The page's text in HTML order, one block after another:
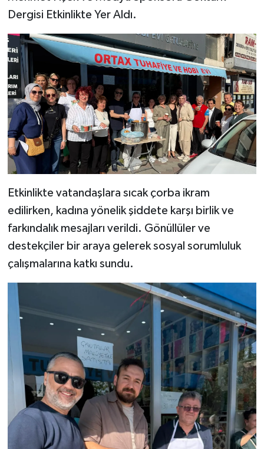
Dergisi Etkinlikte Yer Aldı.
Etkinlikte vatandaşlara sıcak çorba ikram
edilirken, kadına yönelik şiddete karşı birlik ve
farkındalık mesajları verildi. Gönüllüler ve
destekçiler bir araya gelerek sosyal sorumluluk
çalışmalarına katkı sundu.
ÖZEL HABER
SAĞLIK
TEKNOLOJİ
TİCARET
YAŞAM